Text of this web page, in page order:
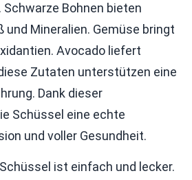
Bohnen bieten
und Mineralien. Gemüse bringt
Avocado liefert
Zutaten unterstützen eine
Dank dieser
Schüssel eine echte
und voller Gesundheit.
ist einfach und lecker.